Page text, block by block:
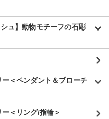
ュ】動物モチーフの石彫
＜ペンダント＆ブローチ
＜リング/指輪＞